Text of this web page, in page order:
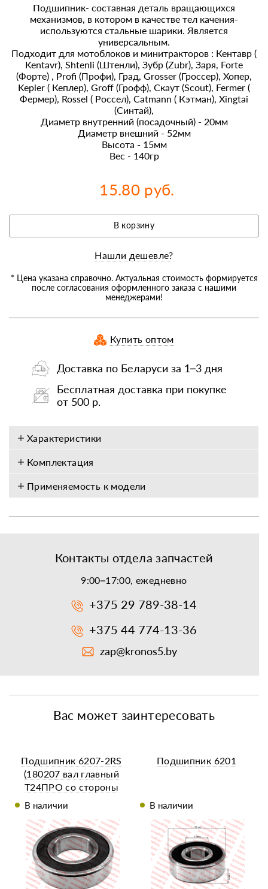
Подшипник- составная деталь вращающихся
механизмов, в котором в качестве тел качения-
используются стальные шарики. Является
универсальным.
Подходит для мотоблоков и минитракторов : Кентавр (
Kentavr), Shtenli (Штенли), Зубр (Zubr), Заря, Forte
(Форте) , Profi (Профи), Град, Grosser (Гроссер), Хопер,
Kepler ( Кеплер), Groff (Грофф), Скаут (Scout), Fermer (
Фермер), Rossel ( Россел), Catmann ( Кэтман), Xingtai
(Синтай),
Диаметр внутренний (посадочный) - 20мм
Диаметр внешний - 52мм
Высота - 15мм
Вес - 140гр
15.80 руб.
В корзину
Нашли дешевле?
* Цена указана справочно. Актуальная стоимость формируется
после согласования оформленного заказа с нашими
менеджерами!
Купить оптом
Доставка по Беларуси за 1–3 дня
Бесплатная доставка при покупке
от 500 р.
Характеристики
Комплектация
Применяемость к модели
Контакты отдела запчастей
9:00–17:00, ежедневно
+375 29 789-38-14
+375 44 774-13-36
zap@kronos5.by
Вас может заинтересовать
Подшипник 6207-2RS
(180207 вал главный
Т24ПРО со стороны
В наличии
Подшипник 6201
В наличии